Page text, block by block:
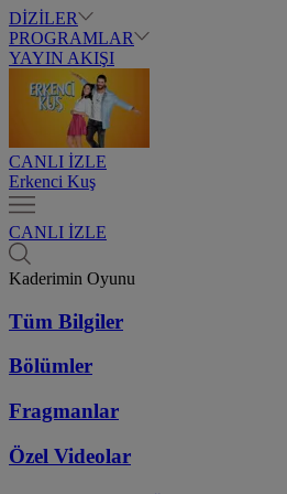
DİZİLER
PROGRAMLAR
YAYIN AKIŞI
CANLI İZLE
Erkenci Kuş
CANLI İZLE
Kaderimin Oyunu
Tüm Bilgiler
Bölümler
Fragmanlar
Özel Videolar